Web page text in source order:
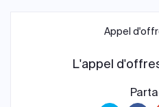
Appel
L'appel